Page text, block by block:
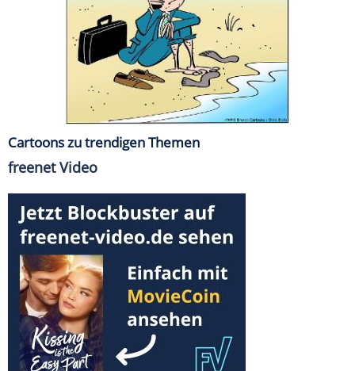
Cartoons zu trendigen Themen
freenet Video